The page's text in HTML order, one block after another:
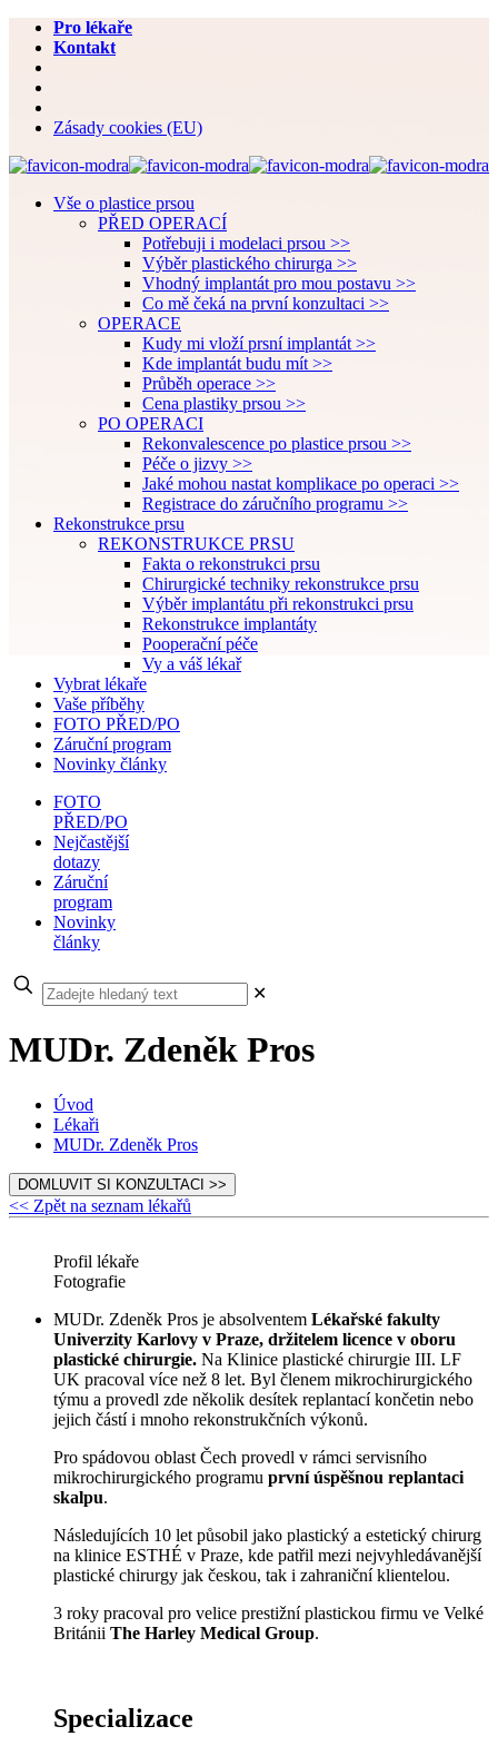
Pro lékaře
Kontakt
Zásady cookies (EU)
Vše o plastice prsou
PŘED OPERACÍ
Potřebuji i modelaci prsou >>
Výběr plastického chirurga >>
Vhodný implantát pro mou postavu >>
Co mě čeká na první konzultaci >>
OPERACE
Kudy mi vloží prsní implantát >>
Kde implantát budu mít >>
Průběh operace >>
Cena plastiky prsou >>
PO OPERACI
Rekonvalescence po plastice prsou >>
Péče o jizvy >>
Jaké mohou nastat komplikace po operaci >>
Registrace do záručního programu >>
Rekonstrukce prsu
REKONSTRUKCE PRSU
Fakta o rekonstrukci prsu
Chirurgické techniky rekonstrukce prsu
Výběr implantátu při rekonstrukci prsu
Rekonstrukce implantáty
Pooperační péče
Vy a váš lékař
Vybrat lékaře
Vaše příběhy
FOTO PŘED/PO
Záruční program
Novinky články
FOTO
PŘED/PO
Nejčastější
dotazy
Záruční
program
Novinky
články
✕
MUDr. Zdeněk Pros
Úvod
Lékaři
MUDr. Zdeněk Pros
DOMLUVIT SI KONZULTACI >>
<< Zpět na seznam lékařů
Profil lékaře
Fotografie
MUDr. Zdeněk Pros je absolventem Lékařské fakulty
Univerzity Karlovy v Praze, držitelem licence v oboru
plastické chirurgie. Na Klinice plastické chirurgie III. LF
UK pracoval více než 8 let. Byl členem mikrochirurgického
týmu a provedl zde několik desítek replantací končetin nebo
jejich částí i mnoho rekonstrukčních výkonů.
Pro spádovou oblast Čech provedl v rámci servisního
mikrochirurgického programu první úspěšnou replantaci
skalpu.
Následujících 10 let působil jako plastický a estetický chirurg
na klinice ESTHÉ v Praze, kde patřil mezi nejvyhledávanější
plastické chirurgy jak českou, tak i zahraniční klientelou.
3 roky pracoval pro velice prestižní plastickou firmu ve Velké
Británii The Harley Medical Group.
Specializace